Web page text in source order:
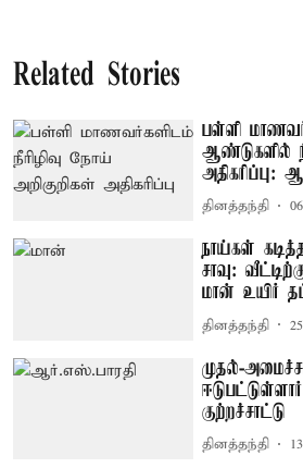
Related Stories
பள்ளி
ஆண்டுகளில்
அதிகரிப்பு:
தினத்தந்தி
நாய்கள்
சாவு:
மான் உயிர்
தினத்தந்தி
முதல்-
குற்றச்சாட்டு
தினத்தந்தி